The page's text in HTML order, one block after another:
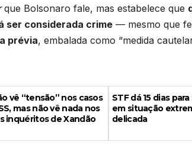
que Bolsonaro fale, mas estabelece que
ser considerada crime — mesmo que
prévia, embalada como “medida
vê “tensão” nos casos
mas não vê nada nos
inquéritos de Xandão
STF dá 15 dias
em situação
delicada